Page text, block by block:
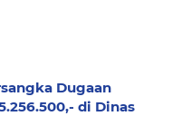
Dugaan
di Dinas